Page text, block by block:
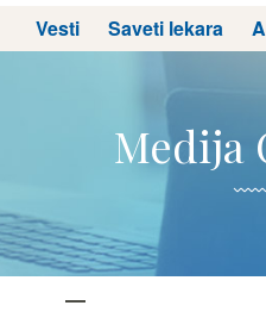
Vesti Saveti lekara
Medija